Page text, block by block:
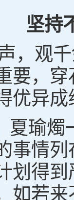
坚持
，观
要，
优异
夏瑜
事情列
划得
如若